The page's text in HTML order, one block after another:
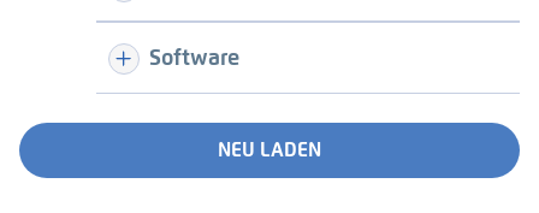
Software
NEU LADEN